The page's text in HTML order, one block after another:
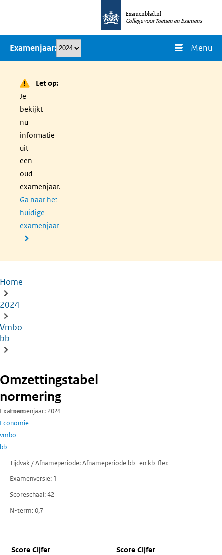
naar
inhoud
Examenblad.nl
College voor Toetsen en Examens
Examenjaar Menu
Let op:
Je
bekijkt
nu
informatie
uit
een
oud
examenjaar.
Ga naar het
huidige
examenjaar
Kruimelpad
Home
2024
Vmbo
bb
Omzettingstabel
normering
Examen
Economie
vmbo
bb
Examenjaar 2024
Tijdvak / Afnameperiode Afnameperiode bb- en kb-flex
Examenversie 1
Scoreschaal 42
N-term 0,7
Score Cijfer